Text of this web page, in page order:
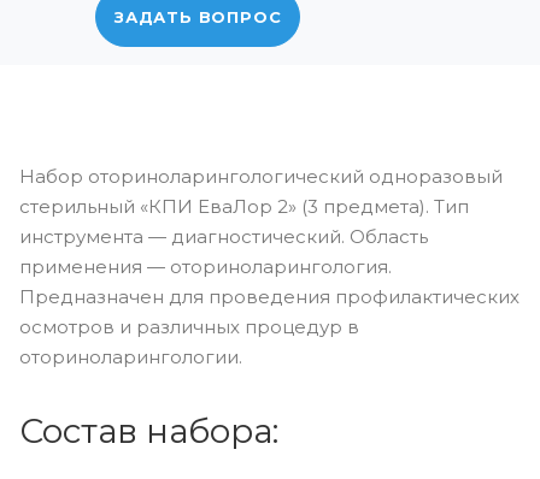
ЗАДАТЬ ВОПРОС
Набор оториноларингологический одноразовый
стерильный «КПИ ЕваЛор 2» (3 предмета). Тип
инструмента — диагностический. Область
применения — оториноларингология.
Предназначен для проведения профилактических
осмотров и различных процедур в
оториноларингологии.
Состав набора: